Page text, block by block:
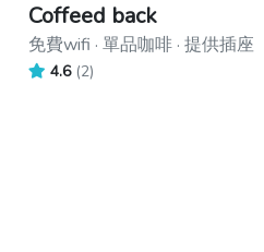
Coffeed back
免費wifi · 單品咖啡 · 提供插座
4.6 (2)